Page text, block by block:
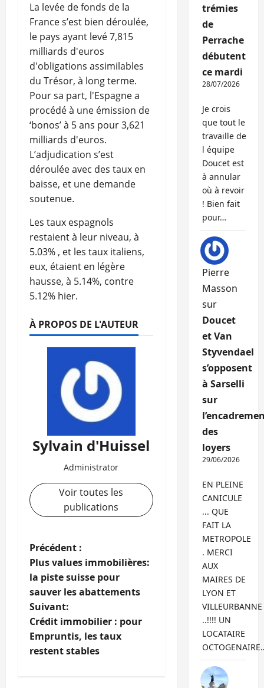
La levée de fonds de la
France s’est bien déroulée,
le pays ayant levé 7,815
milliards d'euros
d'obligations assimilables
du Trésor, à long terme.
Pour sa part, l'Espagne a
procédé à une émission de
‘bonos’ à 5 ans pour 3,621
milliards d'euros.
L’adjudication s’est
déroulée avec des taux en
baisse, et une demande
soutenue.
Les taux espagnols
restaient à leur niveau, à
5.03% , et les taux italiens,
eux, étaient en légère
hausse, à 5.14%, contre
5.12% hier.
À PROPOS DE L'AUTEUR
Sylvain d'Huissel
Administrator
Voir toutes les
publications
N
a
v
i
g
Précédent :
Plus values immobilières:
la piste suisse pour
sauver les abattements
Suivant:
Crédit immobilier : pour
Empruntis, les taux
restent stables
trémies
de
Perrache
débutent
ce mardi
28/07/2026
Je crois
que tout le
travaille de
l équipe
Doucet est
à annular
où à revoir
! Bien fait
pour…
Pierre
Masson
sur
Doucet
et Van
Styvendael
s’opposent
à Sarselli
sur
des
loyers
29/06/2026
EN PLEINE
CANICULE
... QUE
FAIT LA
METROPOLE
. MERCI
AUX
MAIRES DE
LYON ET
VILLEURBANNE
..!!!! UN
LOCATAIRE